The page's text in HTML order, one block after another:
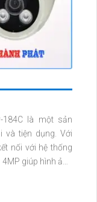
184C là một sản
tiện dụng. Với
nối với hệ thống